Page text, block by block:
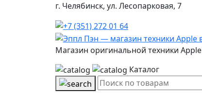
г. Челябинск, ул. Лесопарковая, 7
Магазин оригинальной техники Apple
Каталог